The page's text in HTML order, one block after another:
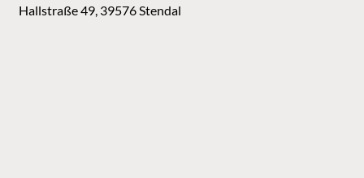
Hallstraße 49, 39576 Stendal